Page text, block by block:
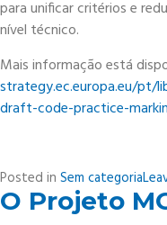
para unificar critérios e
nível técnico.
Mais informação está
strategy.ec.europa.eu/pt/
draft-code-practice-
Posted in Sem categoria
O Projeto